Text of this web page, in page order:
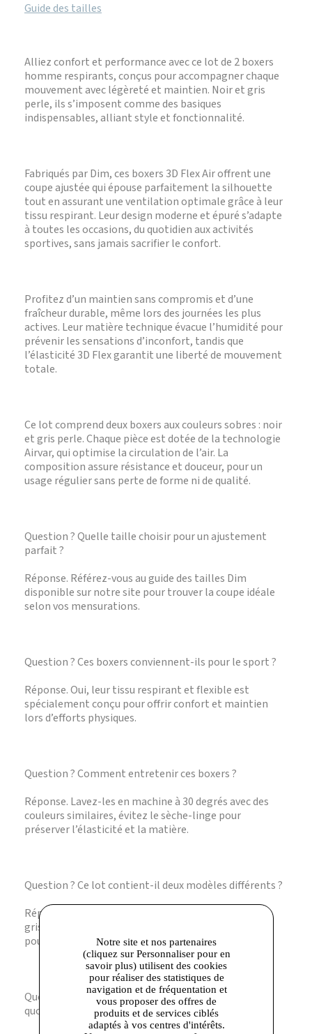
Guide des tailles
Alliez confort et performance avec ce lot de 2 boxers
homme respirants, conçus pour accompagner chaque
mouvement avec légèreté et maintien. Noir et gris
perle, ils s’imposent comme des basiques
indispensables, alliant style et fonctionnalité.
Fabriqués par Dim, ces boxers 3D Flex Air offrent une
coupe ajustée qui épouse parfaitement la silhouette
tout en assurant une ventilation optimale grâce à leur
tissu respirant. Leur design moderne et épuré s’adapte
à toutes les occasions, du quotidien aux activités
sportives, sans jamais sacrifier le confort.
Profitez d’un maintien sans compromis et d’une
fraîcheur durable, même lors des journées les plus
actives. Leur matière technique évacue l’humidité pour
prévenir les sensations d’inconfort, tandis que
l’élasticité 3D Flex garantit une liberté de mouvement
totale.
Ce lot comprend deux boxers aux couleurs sobres : noir
et gris perle. Chaque pièce est dotée de la technologie
Airvar, qui optimise la circulation de l’air. La
composition assure résistance et douceur, pour un
usage régulier sans perte de forme ni de qualité.
Question ? Quelle taille choisir pour un ajustement
parfait ?
Réponse. Référez-vous au guide des tailles Dim
disponible sur notre site pour trouver la coupe idéale
selon vos mensurations.
Question ? Ces boxers conviennent-ils pour le sport ?
Réponse. Oui, leur tissu respirant et flexible est
spécialement conçu pour offrir confort et maintien
lors d’efforts physiques.
Question ? Comment entretenir ces boxers ?
Réponse. Lavez-les en machine à 30 degrés avec des
couleurs similaires, évitez le sèche-linge pour
préserver l’élasticité et la matière.
Question ? Ce lot contient-il deux modèles différents ?
Réponse. Oui, vous recevez un boxer noir et un boxer
gris perle, tous deux avec la technologie 3D Flex Air
pour un confort optimal.
Question ? Ces boxers sont-ils adaptés à un usage
quotidien ?
Notre site et nos partenaires
(cliquez sur Personnaliser pour en
savoir plus) utilisent des cookies
pour réaliser des statistiques de
navigation et de fréquentation et
vous proposer des offres de
produits et de services ciblés
adaptés à vos centres d'intérêts.